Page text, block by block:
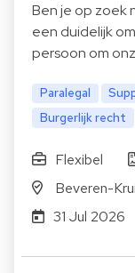
Ben je op zoek
een duidelijk
persoon om
Paralegal
Burgerlijk recht
Flexibel
Beveren-
31 Jul 2026